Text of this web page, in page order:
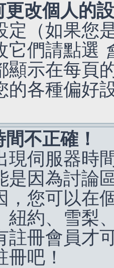
更改個人的
定（如果您
它們請點選
顯示在每頁
的各種偏好
不正確！
現伺服器時
是因為討論
，您可以在
紐約、雪梨
註冊會員才
吧！